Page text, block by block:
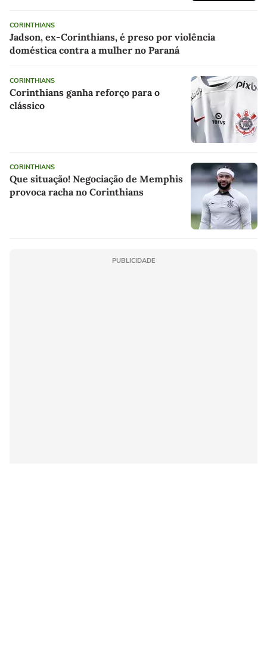
CORINTHIANS
Jadson, ex-Corinthians, é preso por violência
doméstica contra a mulher no Paraná
CORINTHIANS
Corinthians ganha reforço para o
clássico
CORINTHIANS
Que situação! Negociação de Memphis
provoca racha no Corinthians
PUBLICIDADE